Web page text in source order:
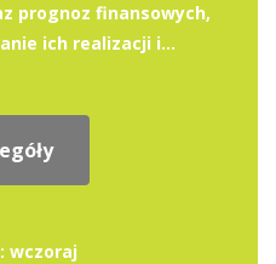
prognoz finansowych,
ich realizacji i...
wczoraj